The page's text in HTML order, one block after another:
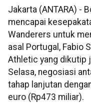
Jakarta (ANTARA) -
mencapai
Wanderers untuk
asal Portugal, Fabio
Athletic yang dikutip
Selasa, negosiasi
tahap lanjutan
euro (Rp473 miliar).